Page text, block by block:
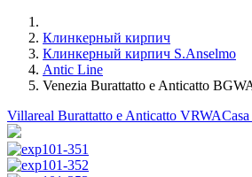
Клинкерный кирпич
Клинкерный кирпич S.Anselmo
Antic Line
Venezia Burattatto e Anticatto
Villareal Burattatto e Anticatto VRWA